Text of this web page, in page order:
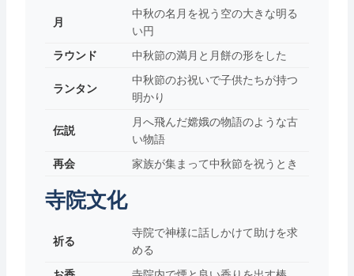
月
中秋の名月を祝う空の大きな明る
い円
ラウンド
中秋節の満月と月餅の形をした
ランタン
中秋節のお祝いで子供たちが持つ
明かり
伝説
月へ飛んだ嫦娥の物語のような古
い物語
再会
家族が集まって中秋節を祝うとき
寺院文化
祈る
寺院で神様に話しかけて助けを求
める